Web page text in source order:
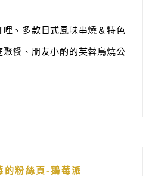
、多款日式風味串燒＆特色
餐、朋友小酌的芙蓉鳥燒公
的粉絲頁-鵝莓派